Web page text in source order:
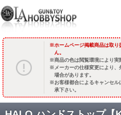
ホームページ掲載商品は取
ん。
商品の色は閲覧環境により実
メーカーの仕様変更により
場合があります。
お客様都合によるキャンセ
承下さい。